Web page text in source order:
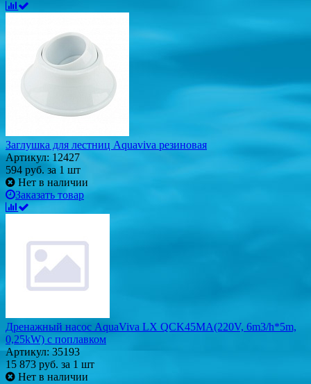
Заглушка для лестниц Aquaviva резиновая
Артикул: 12427
594 руб. за 1 шт
Нет в наличии
Заказать товар
Дренажный насос AquaViva LX QCK45MA(220V, 6m3/h*5m,
0,25kW) с поплавком
Артикул: 35193
15 873 руб. за 1 шт
Нет в наличии